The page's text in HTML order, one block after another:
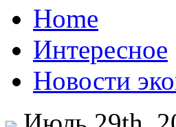
Home
Интересное
Новости